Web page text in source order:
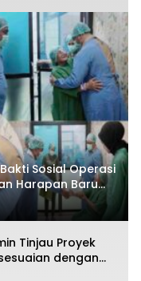
Sosial Operasi
Harapan Baru
Tinjau Proyek
dengan